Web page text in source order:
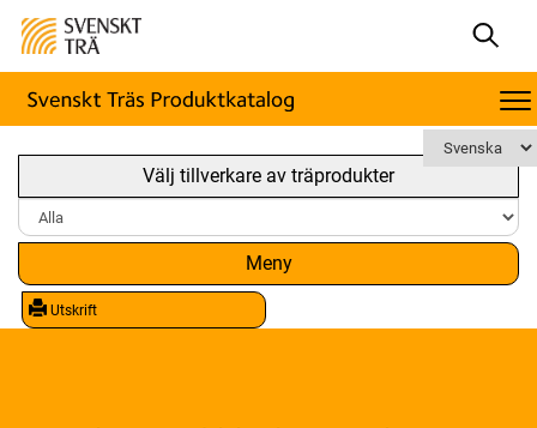
Välj tillverkare av träprodukter
Meny
Utskrift